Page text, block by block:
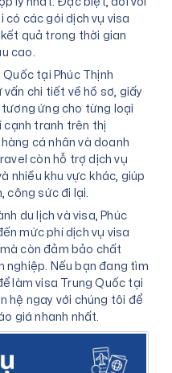
có các gói dịch vụ visa
quả trong thời gian
cao.
tại Phúc Thịnh
chi tiết về hồ sơ, giấy
ứng cho từng loại
cạnh tranh trên thị
cá nhân và doanh
còn hỗ trợ dịch vụ
nhiều khu vực khác, giúp
công sức đi lại.
du lịch và visa, Phúc
mức phí dịch vụ visa
còn đảm bảo chất
nghiệp. Nếu bạn đang tìm
làm visa Trung Quốc tại
hệ ngay với chúng tôi để
giá nhanh nhất.